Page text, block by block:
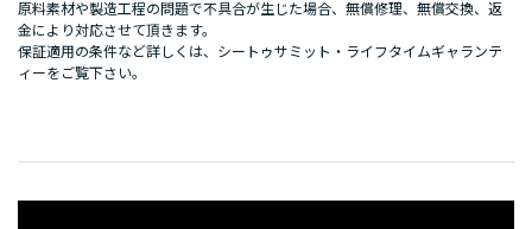
原料素材や製造工程の問題で不具合が生じた場合、無償修理、無償交換、返
金により対応させて頂きます。
保証適用の条件など詳しくは、 シートゥサミット・ライフタイムギャランテ
ィーをご覧下さい。